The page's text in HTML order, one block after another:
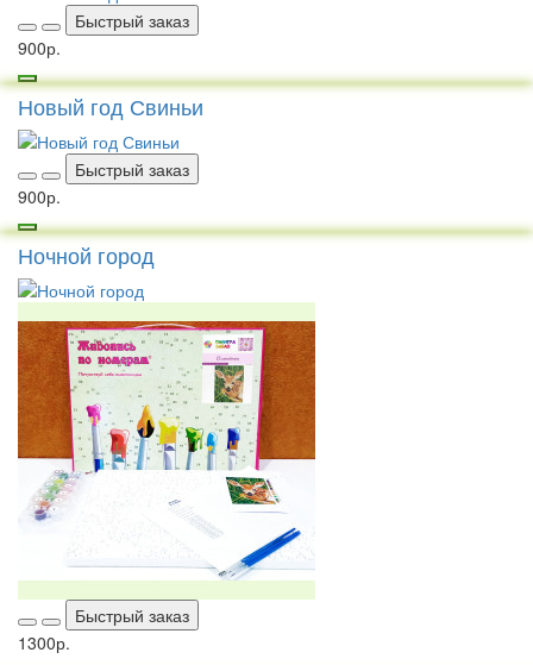
Быстрый заказ
900р.
Новый год Свиньи
Быстрый заказ
900р.
Ночной город
Быстрый заказ
1300р.